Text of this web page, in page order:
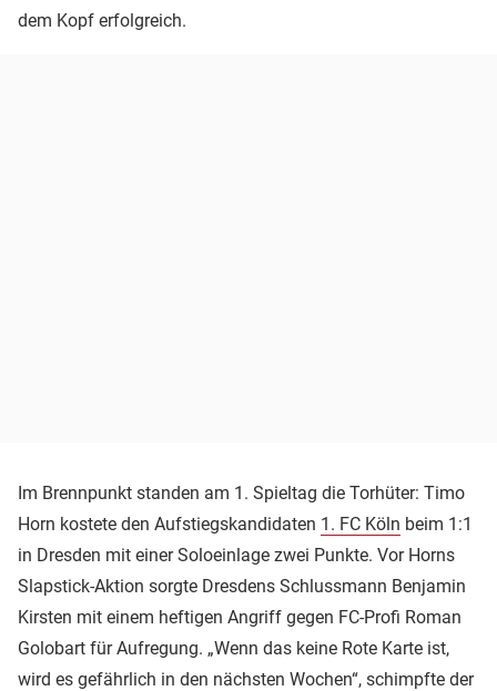
dem Kopf erfolgreich.
Im Brennpunkt standen am 1. Spieltag die Torhüter: Timo
Horn kostete den Aufstiegskandidaten 1. FC Köln beim 1:1
in Dresden mit einer Soloeinlage zwei Punkte. Vor Horns
Slapstick-Aktion sorgte Dresdens Schlussmann Benjamin
Kirsten mit einem heftigen Angriff gegen FC-Profi Roman
Golobart für Aufregung. „Wenn das keine Rote Karte ist,
wird es gefährlich in den nächsten Wochen“, schimpfte der